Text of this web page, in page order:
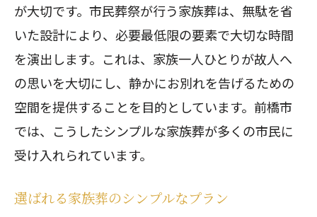
が大切です。市民葬祭が行う家族葬は、無駄を省
いた設計により、必要最低限の要素で大切な時間
を演出します。これは、家族一人ひとりが故人へ
の思いを大切にし、静かにお別れを告げるための
空間を提供することを目的としています。前橋市
では、こうしたシンプルな家族葬が多くの市民に
受け入れられています。
選ばれる家族葬のシンプルなプラン